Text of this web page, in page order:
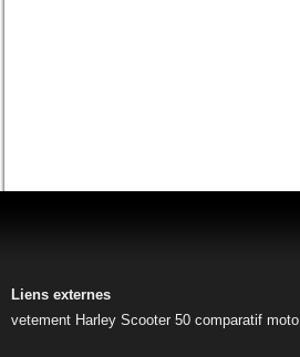
Liens externes
vetement Harley Scooter 50 comparatif moto